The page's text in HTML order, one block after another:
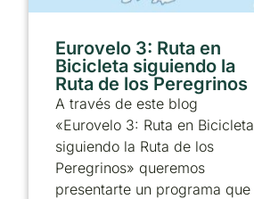
Eurovelo 3: Ruta en
Bicicleta siguiendo la
Ruta de los Peregrinos
A través de este blog
«Eurovelo 3: Ruta en Bicicleta
siguiendo la Ruta de los
Peregrinos» queremos
presentarte un programa que